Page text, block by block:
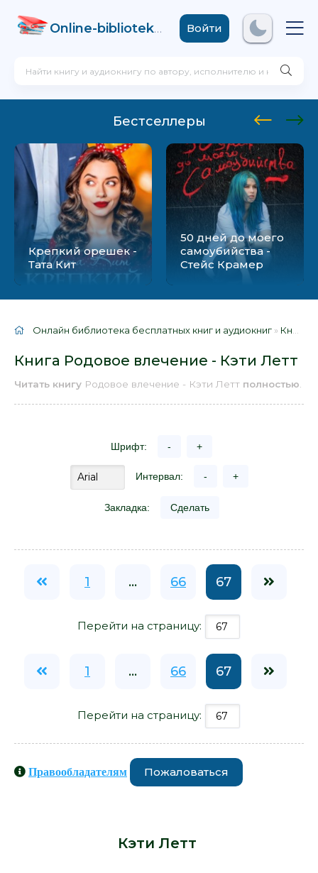
Online-biblioteka .comВойти
Бестселлеры
Крепкий орешек -
Тата Кит
50 дней до моего
самоубийства -
Стейс Крамер
Онлайн библиотека бесплатных книг и аудиокниг » Книги
Книга Родовое влечение - Кэти Летт
Читать книгу Родовое влечение - Кэти Летт полностью
Шрифт: - +
Интервал: - +
Закладка: Сделать
1 ... 66 67
Перейти на страницу:
1 ... 66 67
Перейти на страницу:
Правообладателям Пожаловаться
Кэти Летт